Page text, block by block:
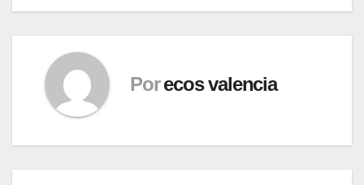
Por ecos valencia